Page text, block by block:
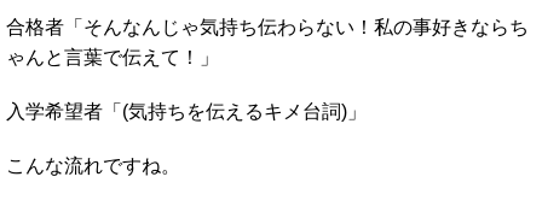
合格者「そんなんじゃ気持ち伝わらない！私の事好きならち
ゃんと言葉で伝えて！」
入学希望者「(気持ちを伝えるキメ台詞)」
こんな流れですね。